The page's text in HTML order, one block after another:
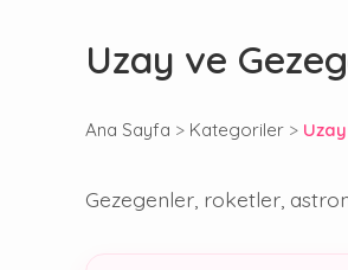
Uzay ve
Ana Sayfa > Kategoriler >
Gezegenler, roketler,